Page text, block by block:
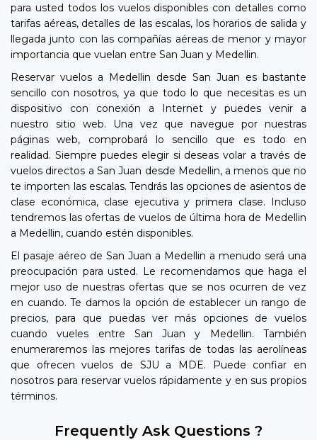
para usted todos los vuelos disponibles con detalles como
tarifas aéreas, detalles de las escalas, los horarios de salida y
llegada junto con las compañías aéreas de menor y mayor
importancia que vuelan entre San Juan y Medellin.
Reservar vuelos a Medellin desde San Juan es bastante
sencillo con nosotros, ya que todo lo que necesitas es un
dispositivo con conexión a Internet y puedes venir a
nuestro sitio web. Una vez que navegue por nuestras
páginas web, comprobará lo sencillo que es todo en
realidad. Siempre puedes elegir si deseas volar a través de
vuelos directos a San Juan desde Medellin, a menos que no
te importen las escalas. Tendrás las opciones de asientos de
clase económica, clase ejecutiva y primera clase. Incluso
tendremos las ofertas de vuelos de última hora de Medellin
a Medellin, cuando estén disponibles.
El pasaje aéreo de San Juan a Medellin a menudo será una
preocupación para usted. Le recomendamos que haga el
mejor uso de nuestras ofertas que se nos ocurren de vez
en cuando. Te damos la opción de establecer un rango de
precios, para que puedas ver más opciones de vuelos
cuando vueles entre San Juan y Medellin. También
enumeraremos las mejores tarifas de todas las aerolíneas
que ofrecen vuelos de SJU a MDE. Puede confiar en
nosotros para reservar vuelos rápidamente y en sus propios
términos.
Frequently Ask Questions ?